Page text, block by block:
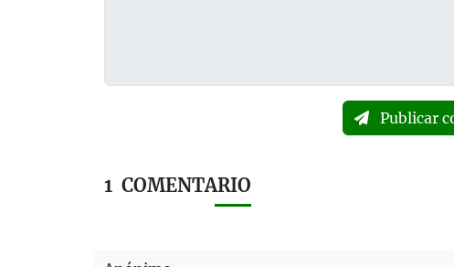
Publicar
1 COMENTARIO